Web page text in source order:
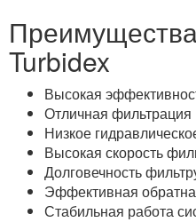
Преимущества
Turbidex
Высокая
Отличная
Низкое
Высокая скорость
Долговечность
Эффективная
Стабильная работа